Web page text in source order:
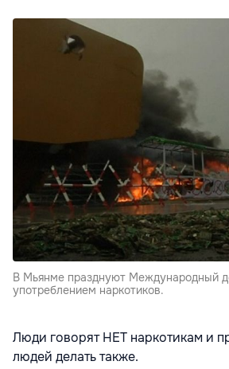
В Мьянме празднуют Международный
употреблением наркотиков.
Люди говорят НЕТ наркотикам и
людей делать также.